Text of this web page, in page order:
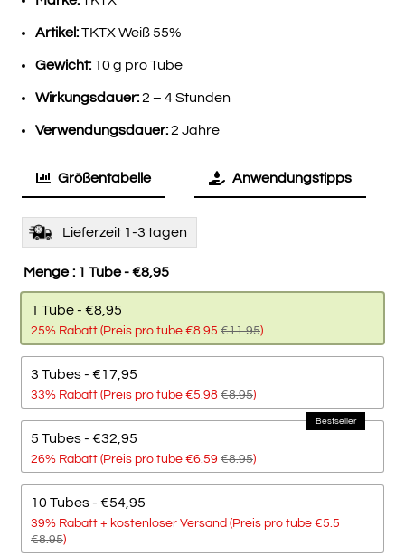
€11,95
Artikel:TKTX Weiß 55%
Gewicht: 10 g pro Tube
Wirkungsdauer:2 – 4 Stunden
Verwendungsdauer:2 Jahre
Größentabelle Anwendungstipps
Lieferzeit 1-3 tagen
Menge : 1 Tube - €8,95
1 Tube - €8,95
25% Rabatt (Preis pro tube €8.95 €11.95)
3 Tubes - €17,95
33% Rabatt (Preis pro tube €5.98 €8.95)
5 Tubes - €32,95
26% Rabatt (Preis pro tube €6.59 €8.95)
10 Tubes - €54,95
39% Rabatt + kostenloser Versand (Preis pro tube €5.5
€8.95)